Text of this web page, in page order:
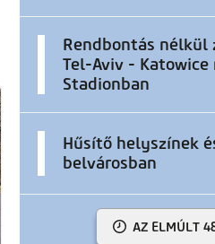
Rendbontás
Tel-Aviv - Katowice
Stadionban
Hűsítő helyszínek
belvárosban
AZ ELMÚLT